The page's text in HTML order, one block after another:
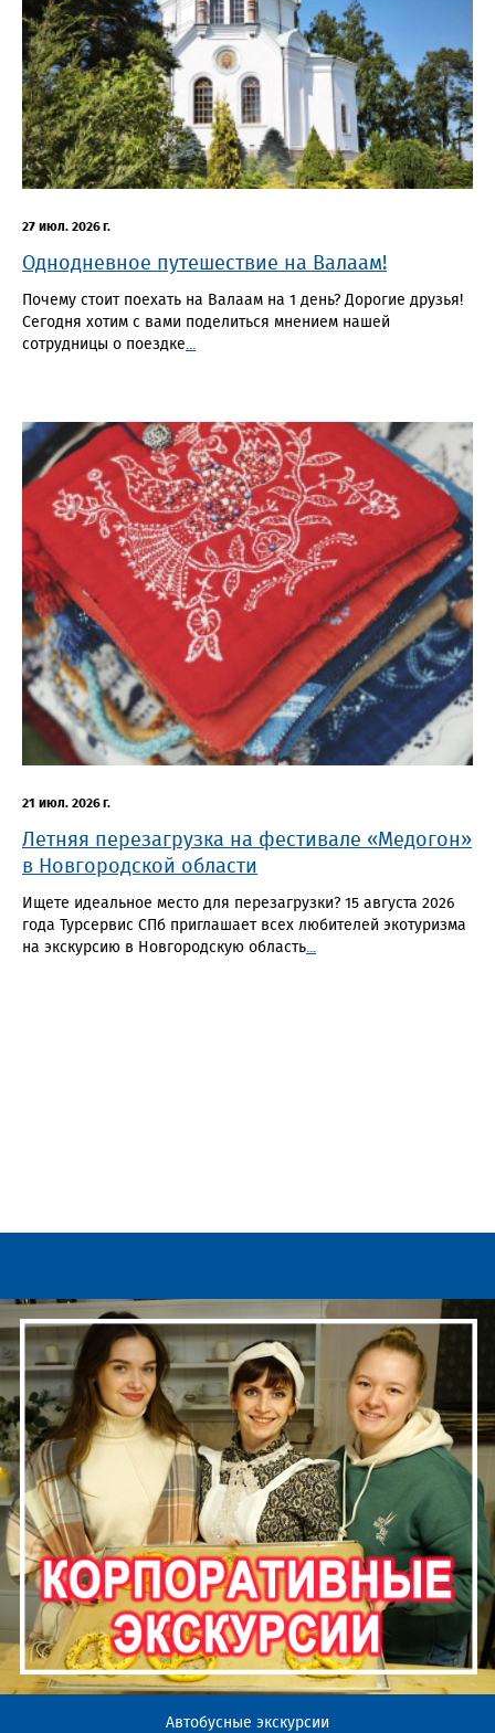
27 июл. 2026 г.
Однодневное путешествие на Валаам!
Почему стоит поехать на Валаам на 1 день? Дорогие друзья!
Сегодня хотим с вами поделиться мнением нашей
сотрудницы о поездке...
21 июл. 2026 г.
Летняя перезагрузка на фестивале «Медогон»
в Новгородской области
Ищете идеальное место для перезагрузки? 15 августа 2026
года Турсервис СПб приглашает всех любителей экотуризма
на экскурсию в Новгородскую область
Автобусные экскурсии